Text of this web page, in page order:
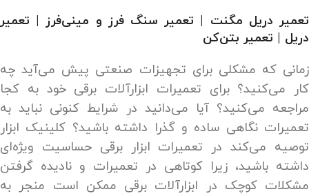
تعمیر دریل مگنت | تعمیر سنگ فرز و مینی‌فرز | تعمیر
دریل | تعمیر بتن‌کن
زمانی که مشکلی برای تجهیزات صنعتی پیش می‌آید چه
کار می‌کنید؟ برای تعمیرات ابزارآلات برقی خود به کجا
مراجعه می‌کنید؟ آیا می‌دانید در شرایط کنونی نباید به
تعمیرات نگاهی ساده و گذرا داشته باشید؟ کلینیک ابزار
توصیه می‌کند در تعمیرات ابزار برقی حساسیت ویژه‌ای
داشته باشید، زیرا کوتاهی در تعمیرات و نادیده گرفتن
مشکلات کوچک در ابزارآلات برقی ممکن است منجر به